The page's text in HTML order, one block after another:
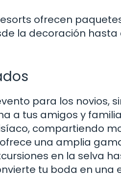
ofrecen
la decoración hasta
para los novios,
a tus amigos y
compartiendo
una amplia
en la selva
tu boda en